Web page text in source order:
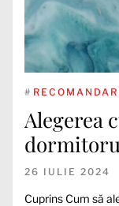
#
Alegerea
26 IULIE 2024
Cuprins Cum să